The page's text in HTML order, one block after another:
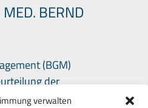
verwalten
BERND
(BGM)
der